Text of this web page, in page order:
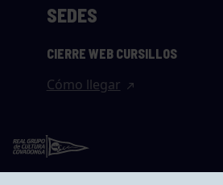
SEDES
CIERRE WEB CURSILLOS
Cómo llegar
Avd. Jesús Revuelta, 2 33204
Gijón - Asturias